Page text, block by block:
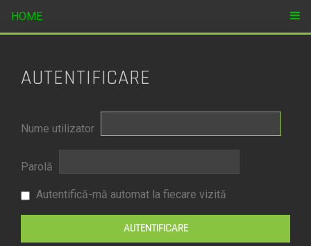
HOME
AUTENTIFICARE
Nume utilizator
Parolă
Autentifică-mă automat la fiecare vizită